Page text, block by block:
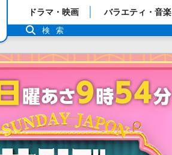
「TBSテレビ」トップページ
番組表
ドラマ・映画 バラエティ・音楽
検索